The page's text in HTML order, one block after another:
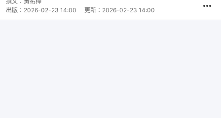
出版： 2026-02-23 14:00 更新： 2026-02-23 14:00